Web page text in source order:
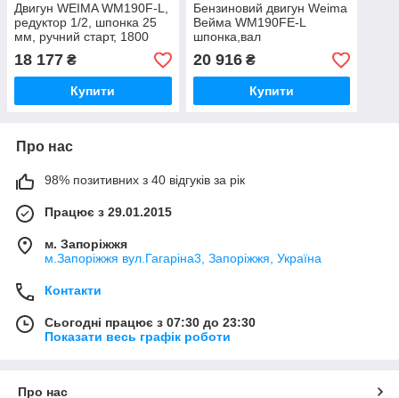
Двигун WEIMA WM190F-L,
редуктор 1/2, шпонка 25
мм, ручний старт, 1800
об./хв, 16 к.с.
18 177 ₴
Купити
Бензиновий двигун Weima
Вейма WM190FE-L
шпонка,вал
25мм,понижуючий
редуктор 1\2
20 916₴
Купити
Про нас
98% позитивних з 40 відгуків за рік
Працює з 29.01.2015
м. Запоріжжя
м.Запоріжжя вул.Гагаріна3, Запоріжжя, Україна
Контакти
Сьогодні працює з 07:30 до 23:30
Показати весь графік роботи
Про нас